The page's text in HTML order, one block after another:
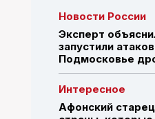
Новости России
Эксперт
запустили
Подмосковье
Интересное
Афонский